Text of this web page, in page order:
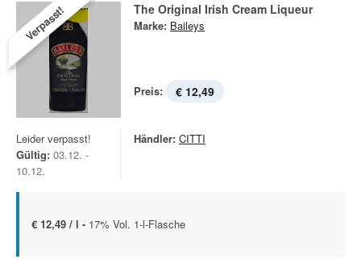
Verpasst! The Original Irish Cream Liqueur
Marke: Baileys
Preis: € 12,49
Leider verpasst!
Gültig: 03.12. -
10.12.
Händler: CITTI
€ 12,49 / l - 17% Vol. 1-l-Flasche